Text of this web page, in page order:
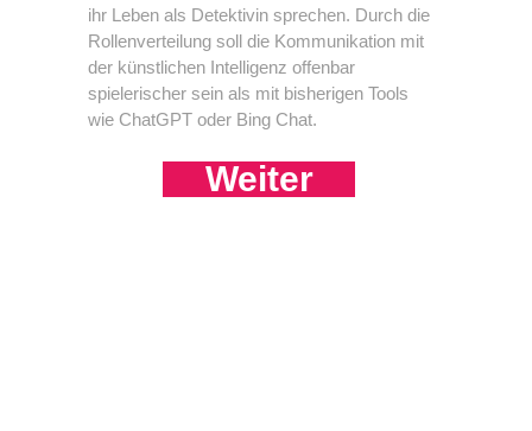
ihr Leben als Detektivin sprechen. Durch die
Rollenverteilung soll die Kommunikation mit
der künstlichen Intelligenz offenbar
spielerischer sein als mit bisherigen Tools
wie ChatGPT oder Bing Chat.
Weiter